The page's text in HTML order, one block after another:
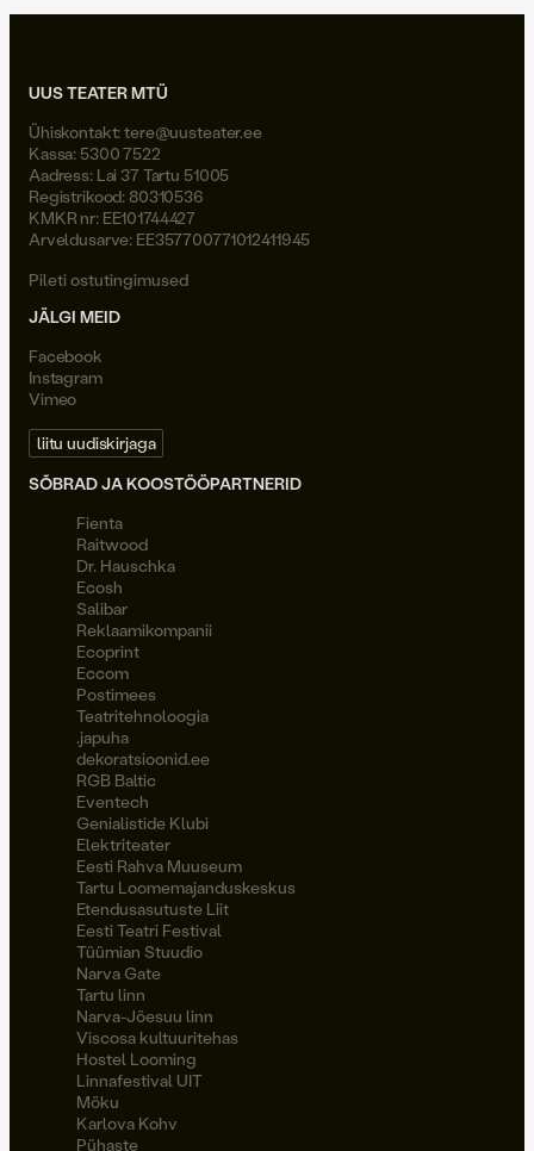
UUS TEATER MTÜ
Ühiskontakt:tere@uusteater.ee
Kassa: 5300 7522
Aadress: Lai 37 Tartu 51005
Registrikood: 80310536
KMKR nr: EE101744427
Arveldusarve: EE357700771012411945
Pileti ostutingimused
JÄLGI MEID
Facebook
Instagram
Vimeo
liitu uudiskirjaga
SÕBRAD JA KOOSTÖÖPARTNERID
Fienta
Raitwood
Dr. Hauschka
Ecosh
Salibar
Reklaamikompanii
Ecoprint
Eccom
Postimees
Teatritehnoloogia
.japuha
dekoratsioonid.ee
RGB Baltic
Eventech
Genialistide Klubi
Elektriteater
Eesti Rahva Muuseum
Tartu Loomemajanduskeskus
Etendusasutuste Liit
Eesti Teatri Festival
Tüümian Stuudio
Narva Gate
Tartu linn
Narva-Jõesuu linn
Viscosa kultuuritehas
Hostel Looming
Linnafestival UIT
Möku
Karlova Kohv
Pühaste